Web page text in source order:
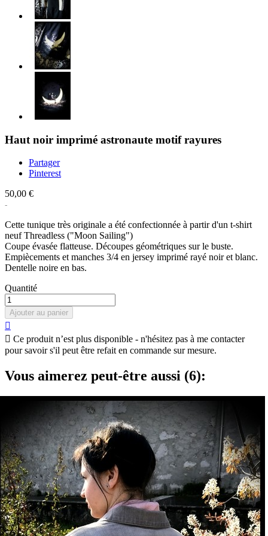
Haut noir imprimé astronaute motif rayures
Partager
Pinterest
50,00 €
Cette tunique très originale a été confectionnée à partir d'un t-shirt
neuf Threadless ("Moon Sailing")
Coupe évasée flatteuse. Découpes géométriques sur le buste.
Empiècements et manches 3/4 en jersey imprimé rayé noir et blanc.
Dentelle noire en bas.
Quantité
Ajouter au panier

 Ce produit n’est plus disponible - n'hésitez pas à me contacter
pour savoir s'il peut être refait en commande sur mesure.
Vous aimerez peut-être aussi (6):